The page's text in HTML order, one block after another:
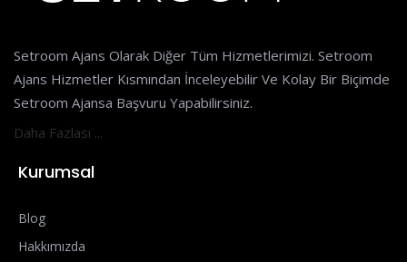
Setroom Ajans Olarak Diğer Tüm Hizmetlerimizi. Setroom
Ajans Hizmetler Kısmından İnceleyebilir Ve Kolay Bir Biçimde
Setroom Ajansa Başvuru Yapabilirsiniz.
Daha Fazlası ...
Kurumsal
Blog
Hakkımızda